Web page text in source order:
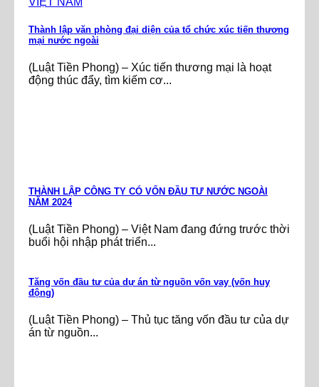
Thành lập văn phòng đại diện của tổ chức xúc tiến thương
mại nước ngoài
(Luật Tiền Phong) – Xúc tiến thương mại là hoạt
động thúc đẩy, tìm kiếm cơ...
THÀNH LẬP CÔNG TY CÓ VỐN ĐẦU TƯ NƯỚC NGOÀI
NĂM 2024
(Luật Tiền Phong) – Việt Nam đang đứng trước thời
buổi hội nhập phát triển...
Tăng vốn đầu tư của dự án từ nguồn vốn vay (vốn huy
động)
(Luật Tiền Phong) – Thủ tục tăng vốn đầu tư của dự
án từ nguồn...